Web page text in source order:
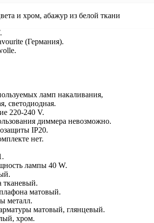
и хром, абажур из белой ткани
(Германия).
ламп накаливания,
светодиодная.
220-240 V.
диммера невозможно.
IP20.
нет.
лампы 40 W.
тканевый.
матовый.
металл.
матовый, глянцевый.
хром.